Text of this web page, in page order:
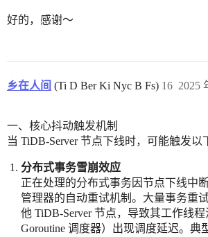
好的，感谢～
乡在人间 (Ti D Ber Ki Nyc B Fs) 2025
16
一、核心抖动触发机制
当 TiDB-Server 节点下线时，可能触发以
分布式事务雪崩效应
正在处理的分布式事务因节点下线中
管理器的自动重试机制。大量事务重
他 TiDB-Server 节点，导致其工作线程
Goroutine 调度器）出现调度延迟。典